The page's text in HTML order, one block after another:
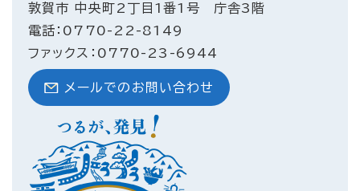
敦賀市 中央町2丁目1番1号 庁舎3階
電話：0770-22-8149
ファックス：0770-23-6944
メールでのお問い合わせ